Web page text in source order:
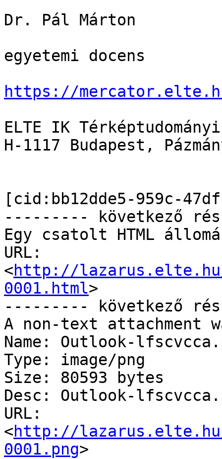
Dr. Pál Márton
egyetemi docens
https://
ELTE IK
H-1117 Budapest,
[cid:bb12dde5-959c-
--------- következő
Egy csatolt HTML
URL:
<http://lazarus.elte.hu/
0001.html>
--------- következő
A non-text attachment
Name: Outlook-
Type: image/png
Size: 80593 bytes
Desc: Outlook-
URL:
<http://lazarus.elte.hu/
0001.png